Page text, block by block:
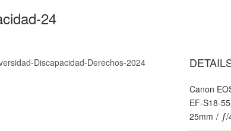
24
Discapacidad-Derechos-2024
Canon
EF-S18-
25mm /